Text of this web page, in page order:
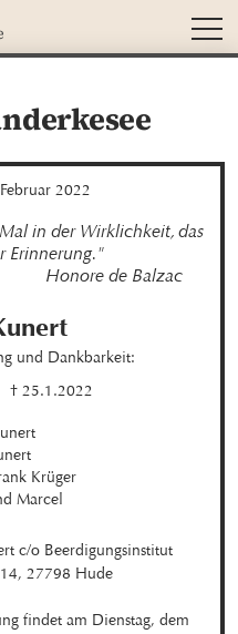
2022
in der Wirklichkeit, das
Erinnerung."
                                                        Honore de Balzac
und Dankbarkeit:
† 25.1.2022
Krüger
Marcel
c/o Beerdigungsinstitut
14, 27798 Hude
findet am Dienstag, dem